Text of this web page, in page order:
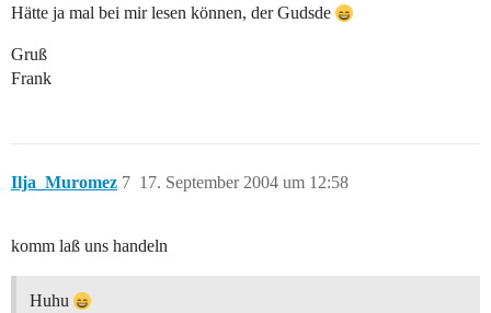
Hätte ja mal bei mir lesen können, der Gudsde
Gruß
Frank
Ilja_Muromez 17. September 2004 um 12:58
7
komm laß uns handeln
Huhu